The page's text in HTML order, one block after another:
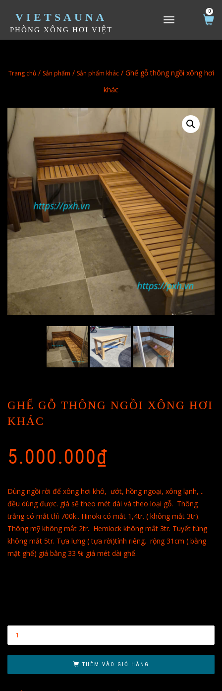
VIETSAUNA
PHÒNG XÔNG HƠI VIỆT
TOGGLE NAVIGATION
0
Trang chủ/ Sản phẩm / Sản phẩm khác/ Ghế gỗ thông ngồi xông hơi
khác
GHẾ GỖ THÔNG NGỒI XÔNG HƠI
KHÁC
5.000.000₫
Dùng ngồi rời để xông hơi khô, ướt, hồng ngoại, xông lạnh, ..
đều dùng được. giá sẽ theo mét dài và theo loại gỗ. Thông
trắng có mắt thì 700k.. Hinoki có mắt 1,4tr. ( không mắt 3tr).
Thông mỹ không mắt 2tr. Hemlock không mắt 3tr. Tuyết tùng
không mắt 5tr. Tựa lưng ( tựa rời)tính riêng. rộng 31cm ( bằng
mặt ghế) giá bằng 33 % giá mét dài ghế.
THÊM VÀO GIỎ HÀNG